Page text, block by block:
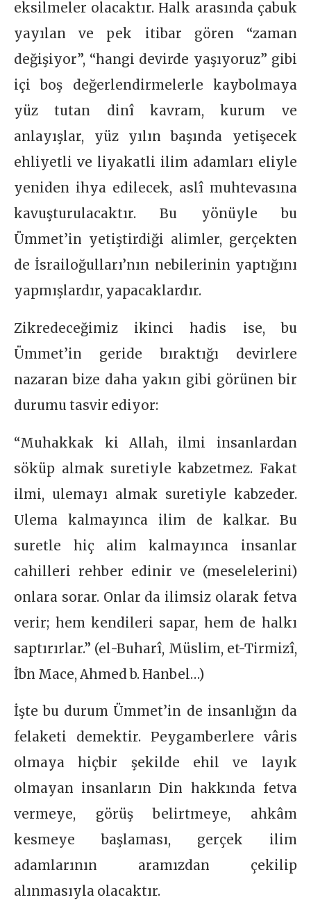
eksilmeler olacaktır. Halk arasında çabuk
yayılan ve pek itibar gören “zaman
değişiyor”, “hangi devirde yaşıyoruz” gibi
içi boş değerlendirmelerle kaybolmaya
yüz tutan dinî kavram, kurum ve
anlayışlar, yüz yılın başında yetişecek
ehliyetli ve liyakatli ilim adamları eliyle
yeniden ihya edilecek, aslî muhtevasına
kavuşturulacaktır. Bu yönüyle bu
Ümmet’in yetiştirdiği alimler, gerçekten
de İsrailoğulları’nın nebilerinin yaptığını
yapmışlardır, yapacaklardır.
Zikredeceğimiz ikinci hadis ise, bu
Ümmet’in geride bıraktığı devirlere
nazaran bize daha yakın gibi görünen bir
durumu tasvir ediyor:
“Muhakkak ki Allah, ilmi insanlardan
söküp almak suretiyle kabzetmez. Fakat
ilmi, ulemayı almak suretiyle kabzeder.
Ulema kalmayınca ilim de kalkar. Bu
suretle hiç alim kalmayınca insanlar
cahilleri rehber edinir ve (meselelerini)
onlara sorar. Onlar da ilimsiz olarak fetva
verir; hem kendileri sapar, hem de halkı
saptırırlar.” (el-Buharî, Müslim, et-Tirmizî,
İbn Mace, Ahmed b. Hanbel…)
İşte bu durum Ümmet’in de insanlığın da
felaketi demektir. Peygamberlere vâris
olmaya hiçbir şekilde ehil ve layık
olmayan insanların Din hakkında fetva
vermeye, görüş belirtmeye, ahkâm
kesmeye başlaması, gerçek ilim
adamlarının aramızdan çekilip
alınmasıyla olacaktır.